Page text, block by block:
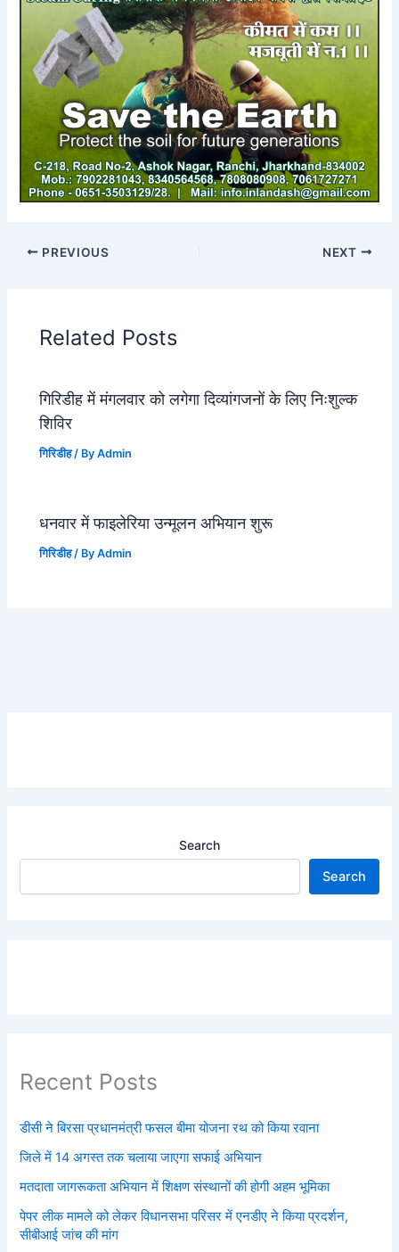
PREVIOUS NEXT
Related Posts
गिरिडीह में मंगलवार को लगेगा दिव्यांगजनों के लिए निःशुल्क
शिविर
गिरिडीह/ ByAdmin
धनवार में फाइलेरिया उन्मूलन अभियान शुरू
गिरिडीह/ ByAdmin
Search
Search
Recent Posts
डीसी ने बिरसा प्रधानमंत्री फसल बीमा योजना रथ को किया रवाना
जिले में 14 अगस्त तक चलाया जाएगा सफाई अभियान
मतदाता जागरूकता अभियान में शिक्षण संस्थानों की होगी अहम भूमिका
पेपर लीक मामले को लेकर विधानसभा परिसर में एनडीए ने किया प्रदर्शन,
सीबीआई जांच की मांग